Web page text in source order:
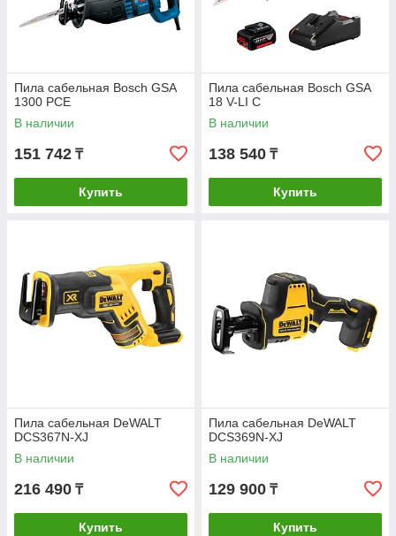
Пила сабельная Bosch GSA
1300 PCE
В наличии
151 742 ₸
Купить
Пила сабельная Bosch GSA
18 V-LI C
В наличии
138 540 ₸
Купить
Пила сабельная DeWALT
DCS367N-XJ
В наличии
216 490 ₸
Купить
Пила сабельная DeWALT
DCS369N-XJ
В наличии
129 900 ₸
Купить